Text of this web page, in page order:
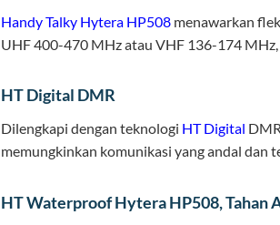
Handy Talky Hytera HP508 menawarkan
UHF 400-470 MHz atau VHF 136-174
HT Digital DMR
Dilengkapi dengan teknologi HT Digital
memungkinkan komunikasi yang andal dan
HT Waterproof Hytera HP508, Tahan